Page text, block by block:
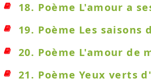
18. Poème L'amour a
19. Poème Les saisons
20. Poème L'amour de
21. Poème Yeux verts